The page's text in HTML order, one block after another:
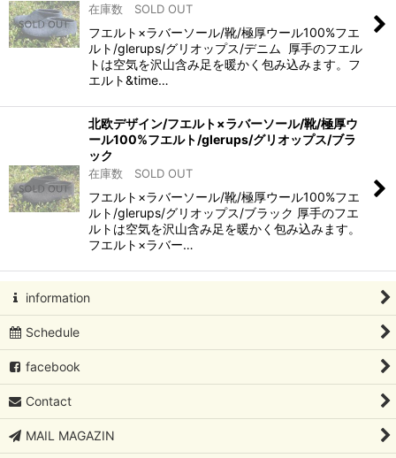
在庫数 SOLD OUT
フエルト×ラバーソール/靴/極厚ウール100%フエ
ルト/glerups/グリオップス/デニム 厚手のフエル
トは空気を沢山含み足を暖かく包み込みます。フ
エルト&time…
北欧デザイン/フエルト×ラバーソール/靴/極厚ウ
ール100%フエルト/glerups/グリオップス/ブラ
ック
在庫数 SOLD OUT
フエルト×ラバーソール/靴/極厚ウール100%フエ
ルト/glerups/グリオップス/ブラック 厚手のフエ
ルトは空気を沢山含み足を暖かく包み込みます。
フエルト×ラバー…
information
Schedule
facebook
Contact
MAIL MAGAZIN